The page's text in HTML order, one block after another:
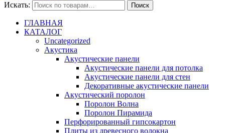
Искать:
Поиск
ГЛАВНАЯ
КАТАЛОГ
Uncategorized
Акустика
Акустические панели
Акустические панели для потолка
Акустические панели для стен
Декоративные акустические панели
Акустический поролон
Поролон Волна
Поролон Пирамида
Перфорированный гипсокартон
Плиты из древесного волокна